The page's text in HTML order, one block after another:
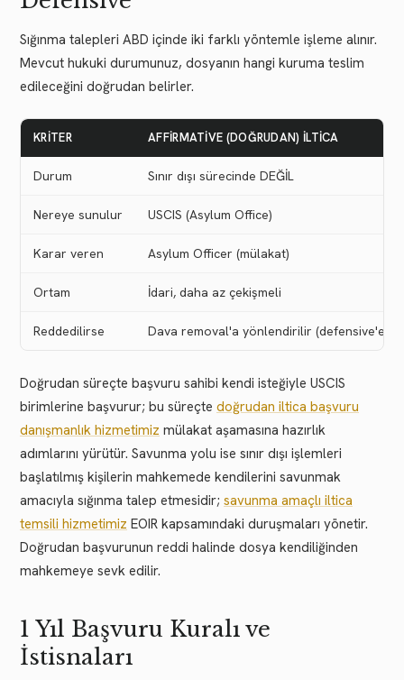
Sığınma talepleri ABD içinde iki farklı yöntemle işleme alınır.
Mevcut hukuki durumunuz, dosyanın hangi kuruma teslim
edileceğini doğrudan belirler.
KRITER AFFIRMATIVE (DOĞRUDAN) İLTICA
Durum Sınır dışı sürecinde DEĞİL
Nereye sunulur USCIS (Asylum Office)
Karar veren Asylum Officer (mülakat)
Ortam İdari, daha az çekişmeli
Reddedilirse Dava removal'a yönlendirilir (defensive'e
Doğrudan süreçte başvuru sahibi kendi isteğiyle USCIS
birimlerine başvurur; bu süreçte doğrudan iltica başvuru
danışmanlık hizmetimiz mülakat aşamasına hazırlık
adımlarını yürütür. Savunma yolu ise sınır dışı işlemleri
başlatılmış kişilerin mahkemede kendilerini savunmak
amacıyla sığınma talep etmesidir; savunma amaçlı iltica
temsili hizmetimiz EOIR kapsamındaki duruşmaları yönetir.
Doğrudan başvurunun reddi halinde dosya kendiliğinden
mahkemeye sevk edilir.
1 Yıl Başvuru Kuralı ve
İstisnaları